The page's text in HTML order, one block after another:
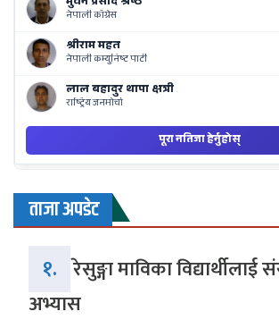
ताजा अपडेट
१. रेसुङ्गा माविका
अभ्यास